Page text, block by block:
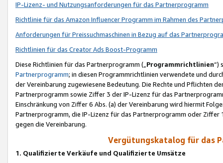
IP-Lizenz- und Nutzungsanforderungen für das Partnerprogramm
Richtlinie für das Amazon Influencer Programm im Rahmen des
Anforderungen für Preissuchmaschinen in Bezug auf das
Richtlinien für das Creator Ads Boost-Programm
Diese Richtlinien für das Partnerprogramm („Programmrichtlinien“)
Partnerprogramm; in diesen Programmrichtlinien verwendete und
der Vereinbarung zugewiesene Bedeutung. Die Rechte und Pflichten
Partnerprogramm sowie Ziffer 3 der IP-Lizenz für das
Einschränkung von Ziffer 6 Abs. (a) der Vereinbarung wird hiermit
Partnerprogramm, die IP-Lizenz für das Partnerprogramm oder
gegen die Vereinbarung.
Vergütungskatalog für das
1. Qualifizierte Verkäufe und Qualifizierte Umsätze